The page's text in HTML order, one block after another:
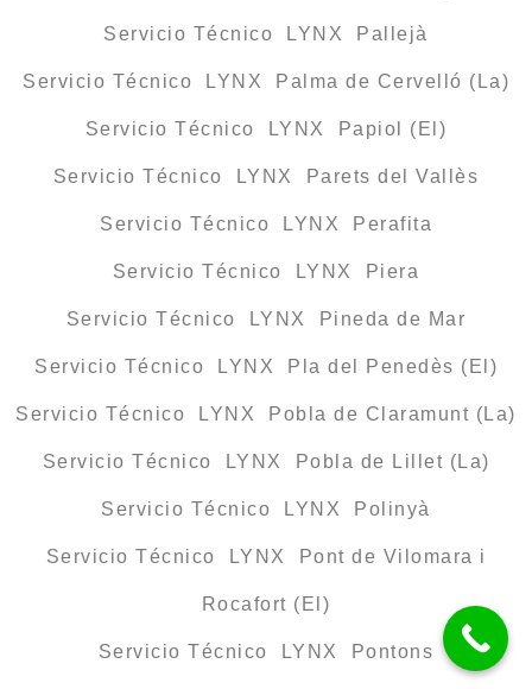
Servicio Técnico LYNX Pallejà
Servicio Técnico LYNX Palma de Cervelló (La)
Servicio Técnico LYNX Papiol (El)
Servicio Técnico LYNX Parets del Vallès
Servicio Técnico LYNX Perafita
Servicio Técnico LYNX Piera
Servicio Técnico LYNX Pineda de Mar
Servicio Técnico LYNX Pla del Penedès (El)
Servicio Técnico LYNX Pobla de Claramunt (La)
Servicio Técnico LYNX Pobla de Lillet (La)
Servicio Técnico LYNX Polinyà
Servicio Técnico LYNX Pont de Vilomara i
Rocafort (El)
Servicio Técnico LYNX Pontons